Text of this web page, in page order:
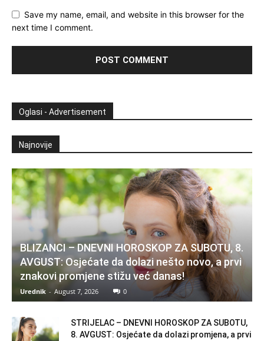
Save my name, email, and website in this browser for the
next time I comment.
Oglasi - Advertisement
Najnovije
BLIZANCI – DNEVNI HOROSKOP ZA SUBOTU, 8.
AVGUST: Osjećate da dolazi nešto novo, a prvi
znakovi promjene stižu već danas!
Urednik - August 7, 2026 0
STRIJELAC – DNEVNI HOROSKOP ZA SUBOTU,
8. AVGUST: Osjećate da dolazi promjena, a prvi